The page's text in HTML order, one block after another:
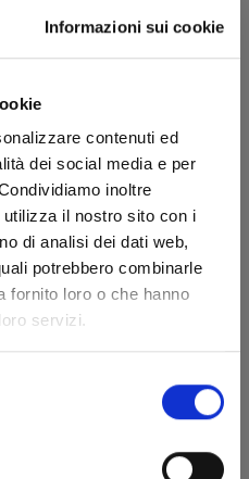
Informazioni sui cookie
contenuti ed
dei social media e per
inoltre
il nostro sito con i
di analisi dei dati web,
potrebbero combinarle
fornito loro o che hanno
servizi.
NEW EDITION
25